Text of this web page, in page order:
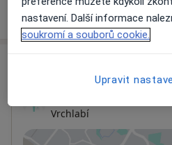
Vrchlabí
nastavení. Další informace
soukromí a souborů cookie.
Upravit